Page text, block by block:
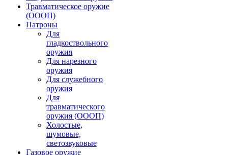
Травматическое оружие
(ОООП)
Патроны
Для
гладкоствольного
оружия
Для нарезного
оружия
Для служебного
оружия
Для
травматического
оружия (ОООП)
Холостые,
шумовые,
светозвуковые
Газовое оружие